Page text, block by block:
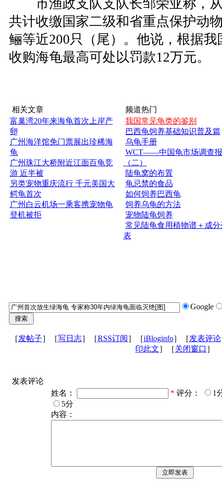
市渔政支队支队长邹荣亚称，从
共计收缴国家二级和省重点保护动
鲡等近200只（尾）。他说，根据我
收购海龟最高可处以罚款12万元。
相关文章
富巢湾20年来海龟首次上岸产
卵
广州海洋馆免门票展出珍稀海
龟
广州珠江大桥附近江面百龟竞
游 近半被
另类宠物重庆流行 千元美国大
鳄龟首次
广州白云机场一乘客携宠物龟
登机被拒
频道热门
我国常见龟类的鉴别
巴西龟饲养基础知识普及篇
乌龟手册
WCT——中国龟市场调查
（二）
陆龟窝的布置
龟忌禁的食品
如何饲养巴西龟
饲养乌龟的方法
宠物陆龟饲养
常见陆龟食用植物谱＋成分
表
Google
［发帖子］［写日志］［RSS订阅 ］［iBloginfo］［发表评论
印此文］［关闭窗口 ］
发表评论
姓名：
* 评分：
1
5分
内容：